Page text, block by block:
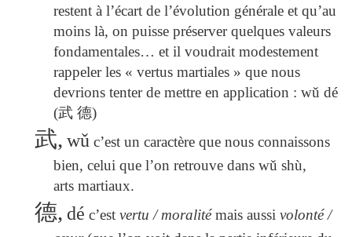
restent à l’écart de l’évolution générale et qu’au
moins là, on puisse préserver quelques valeurs
fondamentales… et il voudrait modestement
rappeler les « vertus martiales » que nous
devrions tenter de mettre en application : wǔ dé
(武 德)
武, wǔ c’est un caractère que nous connaissons
bien, celui que l’on retrouve dans wǔ shù,
arts martiaux.
德, dé c’estvertu / moralitémais aussivolonté /